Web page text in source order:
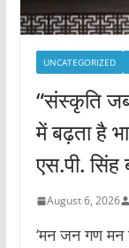
UNCATEGORIZED
“संस्कृति जब
में बढ़ता है
एस.पी.
August 6, 2026
‘मन जन गण मन